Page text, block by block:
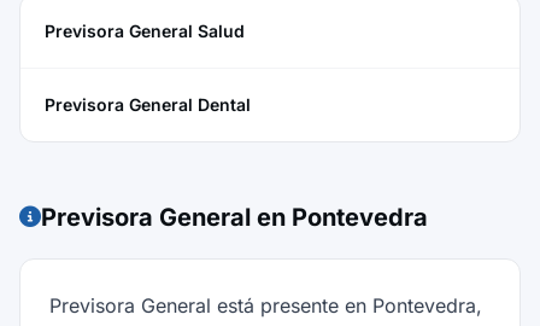
Previsora General Salud
Previsora General Dental
Previsora General en Pontevedra
Previsora General está presente en Pontevedra,